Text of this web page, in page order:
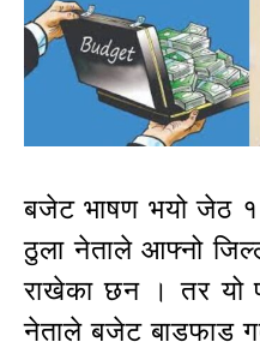
बजेट भाषण भयो जेठ
ठुला नेताले आफ्नो
राखेका छन । तर यो
नेताले बजेट बाडफाड